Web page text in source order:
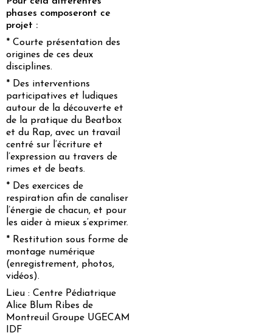
phases composeront ce
projet :
* Courte présentation des
origines de ces deux
disciplines.
* Des interventions
participatives et ludiques
autour de la découverte et
de la pratique du Beatbox
et du Rap, avec un travail
centré sur l’écriture et
l’expression au travers de
rimes et de beats.
* Des exercices de
respiration afin de canaliser
l’énergie de chacun, et pour
les aider à mieux s’exprimer.
* Restitution sous forme de
montage numérique
(enregistrement, photos,
vidéos).
Lieu : Centre Pédiatrique
Alice Blum Ribes de
Montreuil Groupe UGECAM
IDF